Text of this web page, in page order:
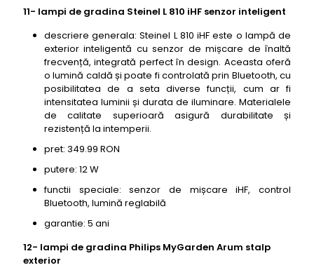
11- lampi de gradina Steinel L 810 iHF senzor inteligent
descriere generala: Steinel L 810 iHF este o lampă de
exterior inteligentă cu senzor de mișcare de înaltă
frecvență, integrată perfect în design. Aceasta oferă
o lumină caldă și poate fi controlată prin Bluetooth, cu
posibilitatea de a seta diverse funcții, cum ar fi
intensitatea luminii și durata de iluminare. Materialele
de calitate superioară asigură durabilitate și
rezistență la intemperii.
pret: 349.99 RON
putere: 12 W
functii speciale: senzor de mișcare iHF, control
Bluetooth, lumină reglabilă
garantie: 5 ani
12- lampi de gradina Philips MyGarden Arum stalp
exterior